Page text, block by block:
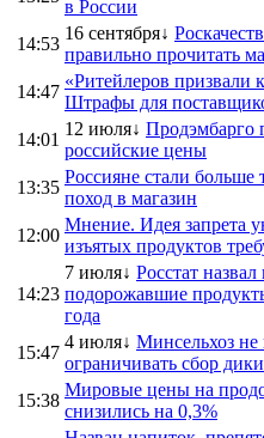
в России
14:53
16 сентября↓
правильно прочитать
14:47
«Ритейлеров призвали
Штрафы для
14:01
12 июля↓ Продэмбарго
российские цены
13:35
Россияне стали больше
поход в магазин
12:00
Мнение. Идея запрета
изъятых продуктов
14:23
7 июля↓ Росстат
подорожавшие
года
15:47
4 июля↓ Минсельхоз не
ограничивать сбор
15:38
Мировые цены на
снизились на 0,3%